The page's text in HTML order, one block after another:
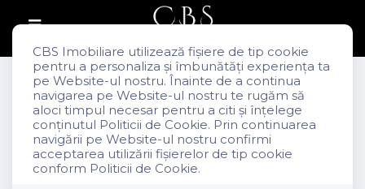
CBS Imobiliare utilizează fişiere de tip cookie
pentru a personaliza și îmbunătăți experiența ta
pe Website-ul nostru. Înainte de a continua
navigarea pe Website-ul nostru te rugăm să
aloci timpul necesar pentru a citi și înțelege
conținutul Politicii de Cookie. Prin continuarea
navigării pe Website-ul nostru confirmi
acceptarea utilizării fişierelor de tip cookie
conform Politicii de Cookie.
Vanzare
Terenuri
Pata
Central